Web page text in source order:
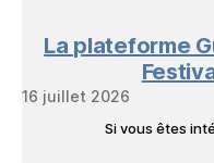
La plateforme
16 juillet 2026
Si vous êtes